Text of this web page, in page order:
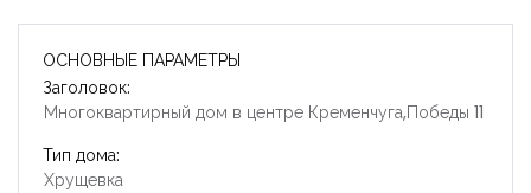
ОСНОВНЫЕ ПАРАМЕТРЫ
Заголовок:
Многоквартирный дом в центре Кременчуга,Победы 11
Тип дома:
Хрущевка